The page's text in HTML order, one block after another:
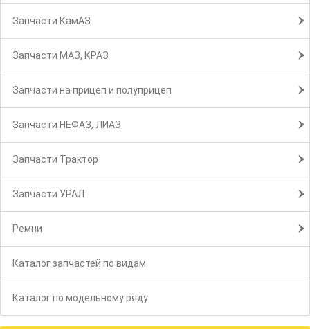
Запчасти КамАЗ
Запчасти МАЗ, КРАЗ
Запчасти на прицеп и полуприцеп
Запчасти НЕФАЗ, ЛИАЗ
Запчасти Трактор
Запчасти УРАЛ
Ремни
Каталог запчастей по видам
Каталог по модельному ряду